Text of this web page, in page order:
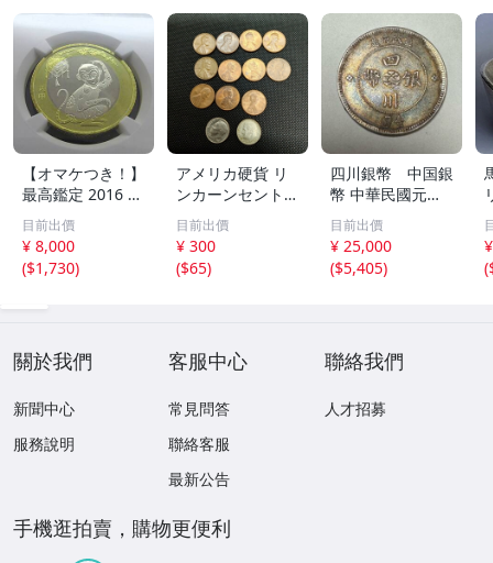
【オマケつき！】
最高鑑定 2016 中
国 10元 申年 猿
バイメタル NGC
MS69PL プルーフ
ライク 初期発行
目前出價
¥ 8,000
($1,730)
アメリカ硬貨 リ
ンカーンセント
他13枚セット 外
国コイン 古銭 コ
レクション
目前出價
¥ 300
($65)
四川銀幣 中国銀
幣 中華民國元年
軍政府造 壹圓 古
銭 銀貨 アンティ
ーク
目前出價
¥ 25,000
($5,405)
(
關於我們
新聞中心
服務說明
客服中心
常見問答
聯絡客服
最新公告
聯絡我們
人才招募
手機逛拍賣，購物更便利